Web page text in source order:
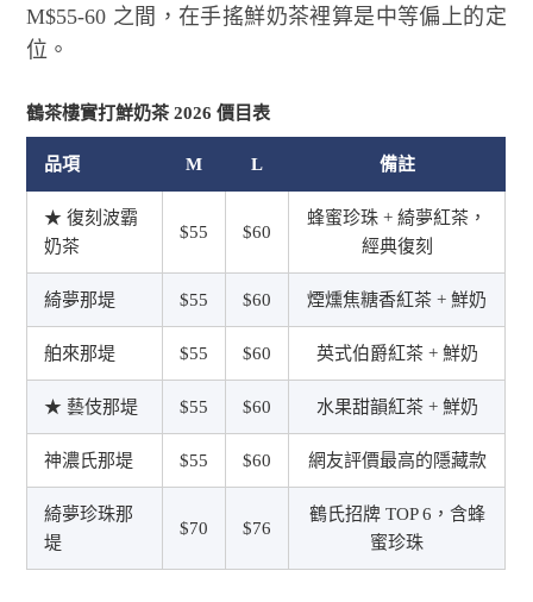
M$55-60 之間，在手搖鮮奶茶裡算是中等偏上的定
位。
鶴茶樓實打鮮奶茶 2026 價目表
品項 M L 備註
★ 復刻波霸
奶茶
$55 $60
蜂蜜珍珠 + 綺夢紅茶，
經典復刻
綺夢那堤 $55 $60 煙燻焦糖香紅茶 + 鮮奶
舶來那堤 $55 $60 英式伯爵紅茶 + 鮮奶
★ 藝伎那堤 $55 $60 水果甜韻紅茶 + 鮮奶
神濃氏那堤 $55 $60 網友評價最高的隱藏款
綺夢珍珠那
堤
$70 $76
鶴氏招牌 TOP 6，含蜂
蜜珍珠